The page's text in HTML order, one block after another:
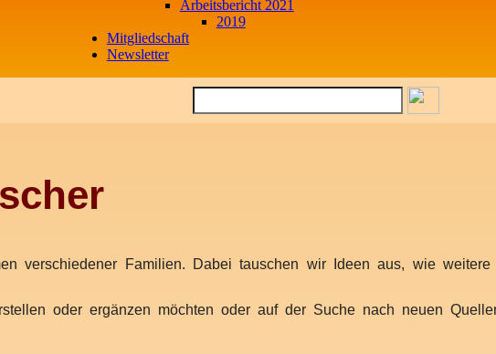
Arbeitsbericht 2021
2019
Mitgliedschaft
Newsletter
verschiedener Familien. Dabei tauschen wir Ideen aus, wie weitere
oder ergänzen möchten oder auf der Suche nach neuen